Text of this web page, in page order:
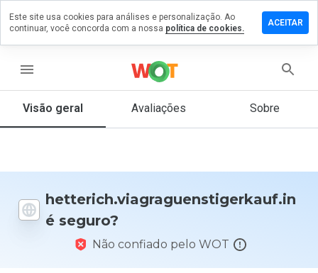
menu
Visão geral Avaliações Sobre
hetterich.viagraguenstigerkauf.in
é seguro?
Não confiado pelo WOT
em
a 5,
você
este
site?
Este site usa cookies para análises e personalização. Ao
continuar, você concorda com a nossa política de cookies.
ACEITAR